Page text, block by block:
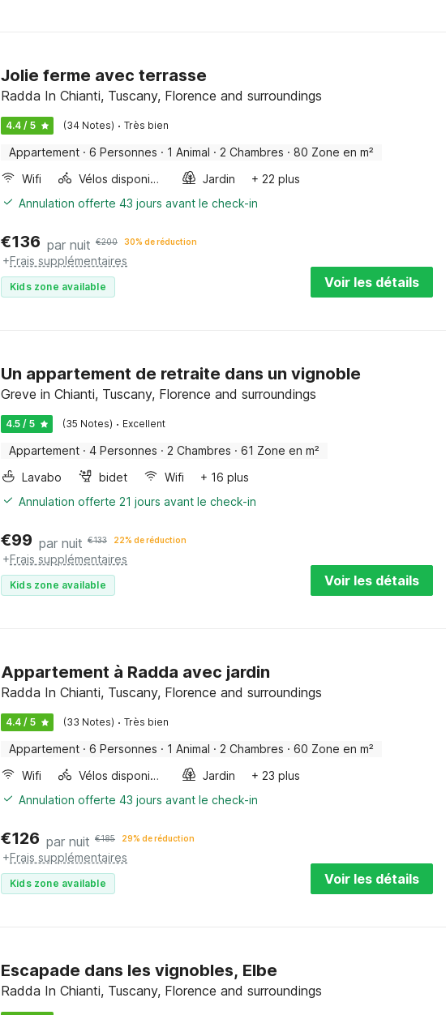
Jolie ferme avec terrasse
Radda In Chianti, Tuscany, Florence and surroundings
4.4 / 5 (34 Notes) · Très bien
Appartement · 6 Personnes · 1 Animal · 2 Chambres · 80 Zone en m²
Wifi
Vélos disponibles Jardin
+ 22 plus
Annulation offerte 43 jours avant le check-in
€136 par nuit €200 30% de réduction
+Frais supplémentaires
Kids zone available Voir les détails
Un appartement de retraite dans un vignoble
Greve in Chianti, Tuscany, Florence and surroundings
4.5 / 5 (35 Notes) · Excellent
Appartement · 4 Personnes · 2 Chambres · 61 Zone en m²
Lavabo
bidet Wifi
+ 16 plus
Annulation offerte 21 jours avant le check-in
€99 par nuit €133 22% de réduction
+Frais supplémentaires
Kids zone available Voir les détails
Appartement à Radda avec jardin
Radda In Chianti, Tuscany, Florence and surroundings
4.4 / 5 (33 Notes) · Très bien
Appartement · 6 Personnes · 1 Animal · 2 Chambres · 60 Zone en m²
Wifi
Vélos disponibles Jardin
+ 23 plus
Annulation offerte 43 jours avant le check-in
€126 par nuit €185 29% de réduction
+Frais supplémentaires
Kids zone available Voir les détails
Escapade dans les vignobles, Elbe
Radda In Chianti, Tuscany, Florence and surroundings